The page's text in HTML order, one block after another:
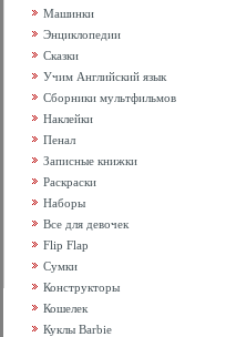
Машинки
Энциклопедии
Сказки
Учим Английский язык
Сборники мультфильмов
Наклейки
Пенал
Записные книжки
Раскраски
Наборы
Все для девочек
Flip Flap
Сумки
Конструкторы
Кошелек
Куклы Barbie